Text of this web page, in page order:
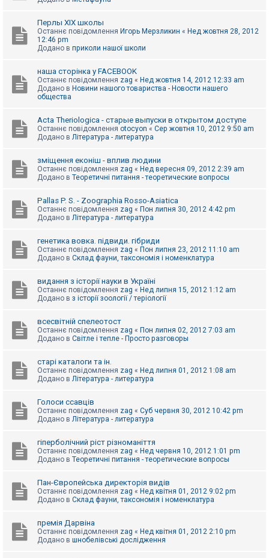
Перлы ХІХ школы
Останнє повідомлення Игорь Мерзликин « Нед жовтня 28, 2012
12:46 pm
Додано в приколи нашої школи
наша сторінка у FACEBOOK
Останнє повідомлення zag « Нед жовтня 14, 2012 12:33 am
Додано в Новини нашого товариства - Новости нашего
общества
Acta Theriologica - старые выпуски в открытом доступе
Останнє повідомлення otocyon « Сер жовтня 10, 2012 9:50 am
Додано в Література - литература
зміщення еконіш - вплив людини
Останнє повідомлення zag « Нед вересня 09, 2012 2:39 am
Додано в Теоретичні питання - теоретические вопросы
Pallas P. S. - Zoographia Rosso-Asiatica
Останнє повідомлення zag « Пон липня 30, 2012 4:42 pm
Додано в Література - литература
генетика вовка. підвиди. гібриди
Останнє повідомлення zag « Пон липня 23, 2012 11:10 am
Додано в Склад фауни, таксономія і номенклатура
видання з історії науки в Україні
Останнє повідомлення zag « Нед липня 15, 2012 1:12 am
Додано в з історії зоології / теріології
всесвітній спелеотост
Останнє повідомлення zag « Пон липня 02, 2012 7:03 am
Додано в Світле і тепле - Просто разговоры
старі каталоги та ін.
Останнє повідомлення zag « Нед липня 01, 2012 1:08 am
Додано в Література - литература
Голоси ссавців
Останнє повідомлення zag « Суб червня 30, 2012 10:42 pm
Додано в Література - литература
гіперболічний ріст різноманіття
Останнє повідомлення zag « Нед червня 10, 2012 1:01 pm
Додано в Теоретичні питання - теоретические вопросы
Пан-Європейська директорія видів
Останнє повідомлення zag « Нед квітня 01, 2012 9:02 pm
Додано в Склад фауни, таксономія і номенклатура
премія Дарвіна
Останнє повідомлення zag « Нед квітня 01, 2012 2:10 pm
Додано в шнобелівські дослідження